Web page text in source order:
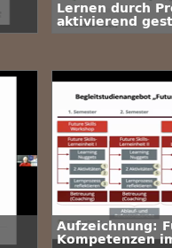
Lernen durch
aktivierend
Aufzeichnung:
Kompetenzen